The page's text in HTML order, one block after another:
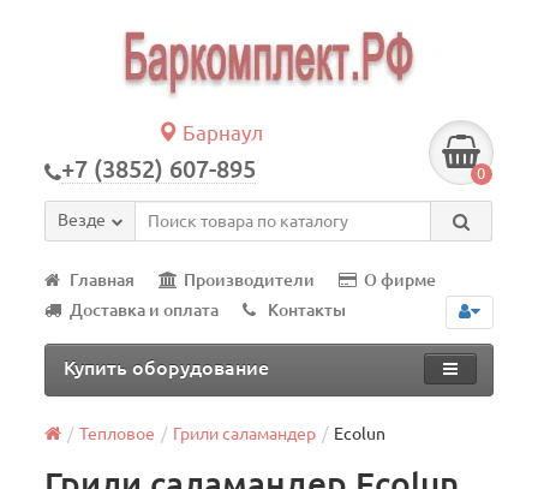
Барнаул
+7 (3852) 607-895 0
Везде
Главная Производители
О фирме
Доставка и оплата
Контакты
Купить оборудование
Тепловое Грили саламандер Ecolun